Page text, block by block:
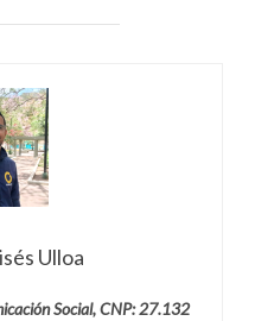
Ulloa
Social, CNP: 27.132